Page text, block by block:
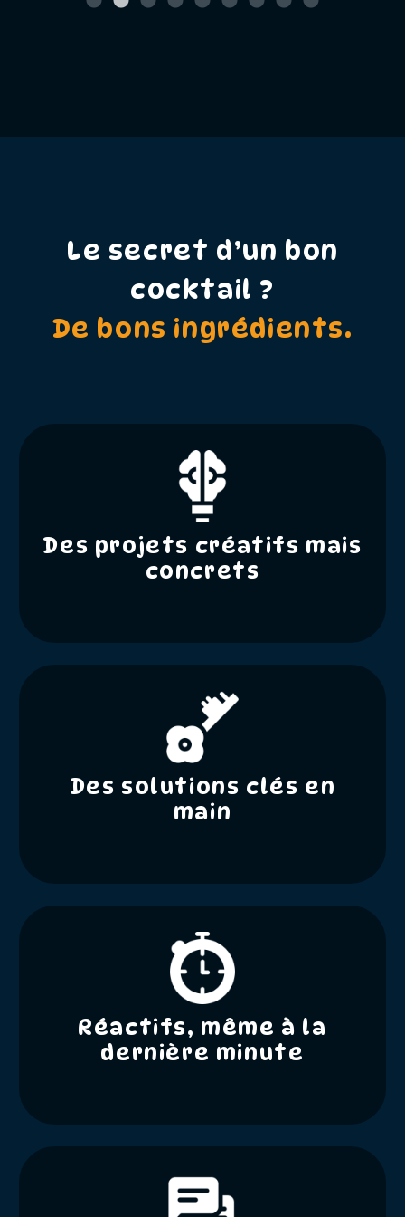
Le secret d’un bon
cocktail ?
De bons ingrédients.
Des projets créatifs mais
concrets
Des solutions clés en
main
Réactifs, même à la
dernière minute